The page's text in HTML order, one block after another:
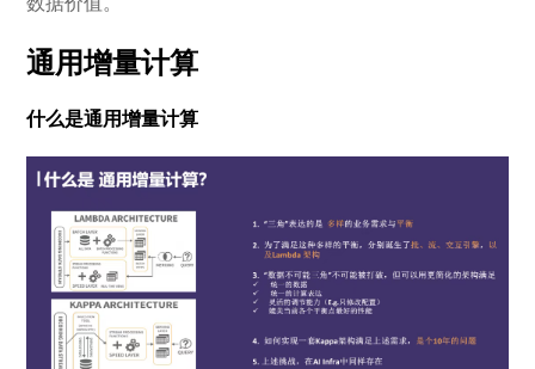
通用增量计算
什么是通用增量计算